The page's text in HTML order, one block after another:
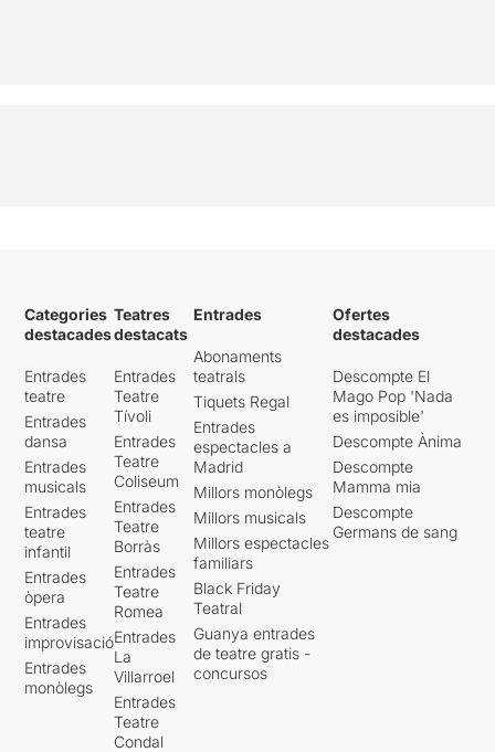
Categories
destacades
Entrades
teatre
Entrades
dansa
Entrades
musicals
Entrades
teatre
infantil
Entrades
òpera
Entrades
improvisació
Entrades
monòlegs
Teatres
destacats
Entrades
Teatre
Tívoli
Entrades
Teatre
Coliseum
Entrades
Teatre
Borràs
Entrades
Teatre
Romea
Entrades
La
Villarroel
Entrades
Teatre
Condal
Entrades
Abonaments
teatrals
Tiquets Regal
Entrades
espectacles a
Madrid
Millors monòlegs
Millors musicals
Millors espectacles
familiars
Black Friday
Teatral
Guanya entrades
de teatre gratis -
concursos
Ofertes
destacades
Descompte El
Mago Pop 'Nada
es imposible'
Descompte Ànima
Descompte
Mamma mia
Descompte
Germans de sang